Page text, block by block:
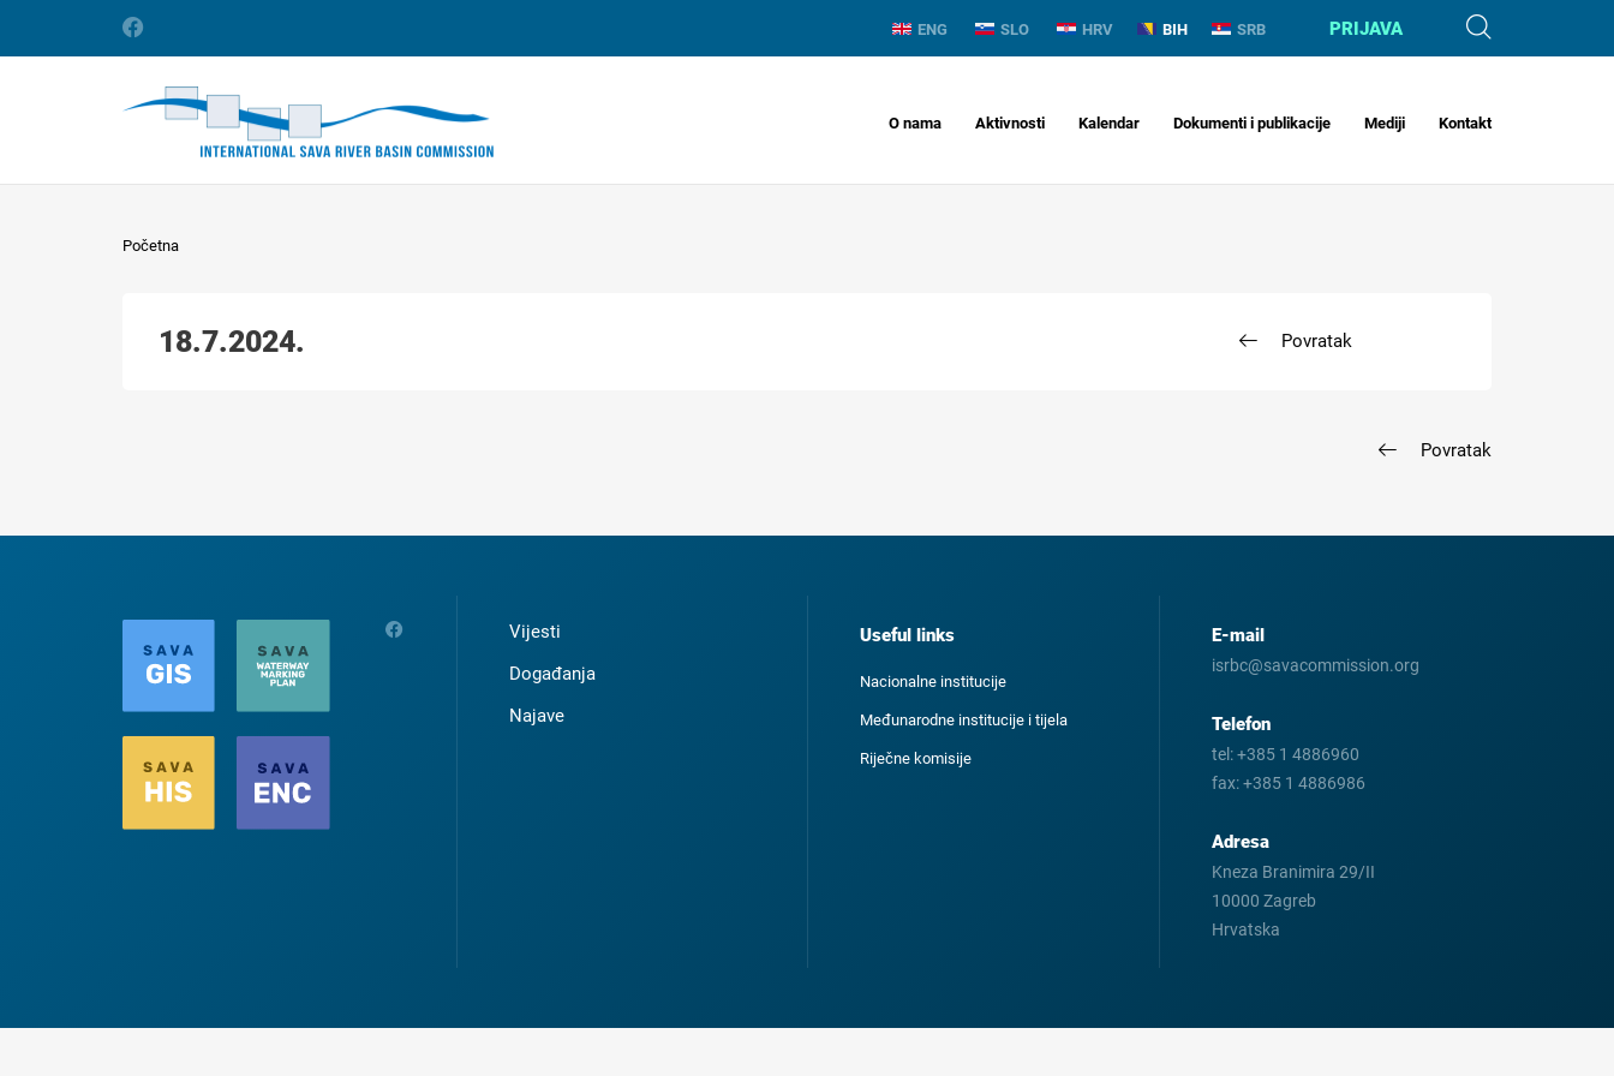
ENG SLO HRV BIH SRB PRIJAVA
O nama Aktivnosti Kalendar Dokumenti i publikacije Mediji Kontakt
Početna
18.7.2024. Povratak
Povratak
Vijesti
Događanja
Najave
Useful links
Nacionalne institucije
Međunarodne institucije i tijela
Riječne komisije
E-mail
isrbc@savacommission.org
Telefon
tel:+385 1 4886960
fax:+385 1 4886986
Adresa
Kneza Branimira 29/II
10000 Zagreb
Hrvatska